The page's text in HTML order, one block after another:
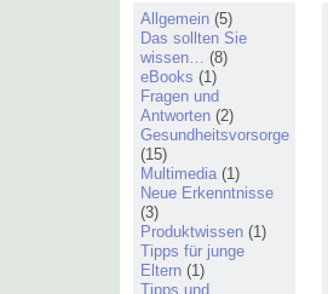
Allgemein (5)
Das sollten Sie
wissen… (8)
eBooks (1)
Fragen und
Antworten (2)
Gesundheitsvorsorge
(15)
Multimedia (1)
Neue Erkenntnisse
(3)
Produktwissen (1)
Tipps für junge
Eltern (1)
Tipps und